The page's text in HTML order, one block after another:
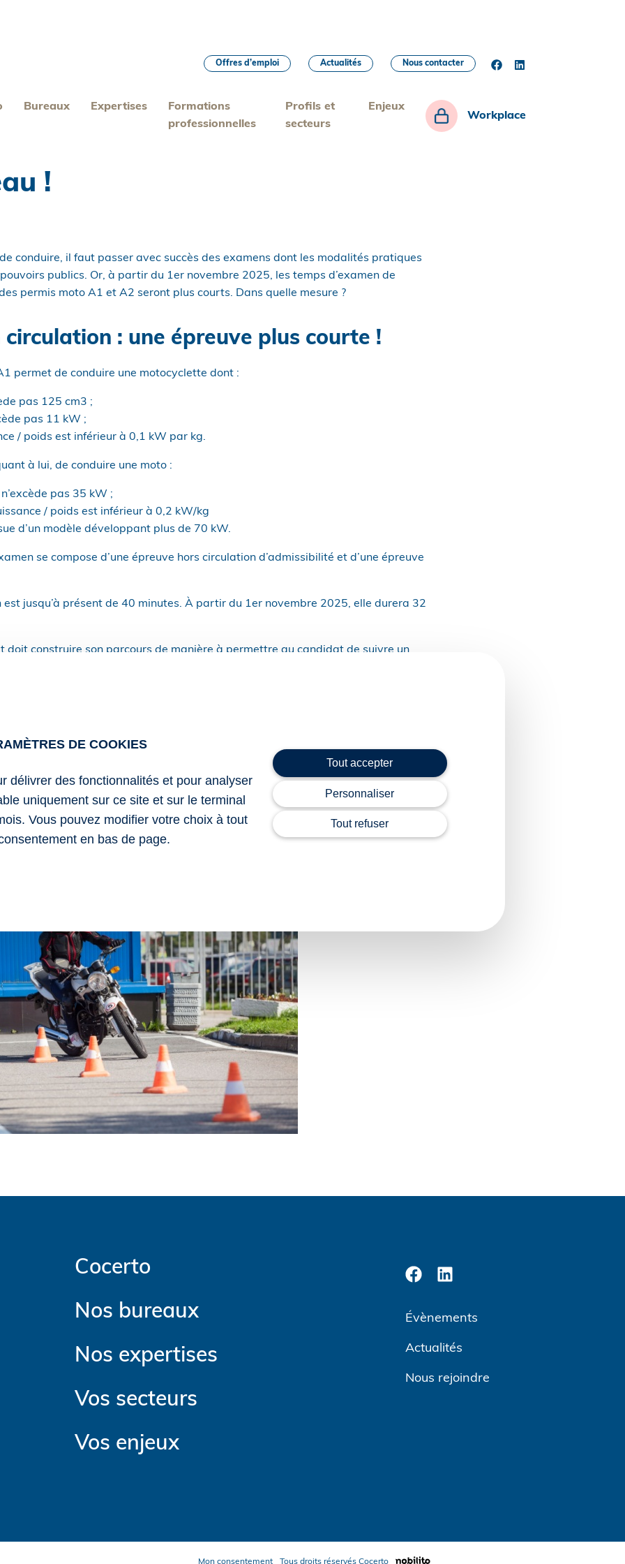
Bureaux Expertises
Formations
professionnelles
Profils et
secteurs
Enjeux
Workplace
Offres d’emploi Actualités Nous contacter
!
conduire, il faut passer avec succès des examens dont les modalités pratiques
publics. Or, à partir du 1er novembre 2025, les temps d’examen de
permis moto A1 et A2 seront plus courts. Dans quelle mesure ?
circulation : une épreuve plus courte !
permet de conduire une motocyclette dont :
pas 125 cm3 ;
pas 11 kW ;
/ poids est inférieur à 0,1 kW par kg.
à lui, de conduire une moto :
pas 35 kW ;
/ poids est inférieur à 0,2 kW/kg
d’un modèle développant plus de 70 kW.
se compose d’une épreuve hors circulation d’admissibilité et d’une épreuve
est jusqu’à présent de 40 minutes. À partir du 1er novembre 2025, elle durera 32
doit construire son parcours de manière à permettre au candidat de suivre un
2025 modifiant l’arrêté du 23 avril 2012 modifié fixant les modalités pratiques
de conduire des catégories A1 et A2
!– © Copyright WebLex
Cocerto
Nos bureaux
Nos expertises
Vos secteurs
Vos enjeux
Évènements
Actualités
Nous rejoindre
Mon consentement Tous droits réservés Cocerto
DE COOKIES
délivrer des fonctionnalités et pour analyser
uniquement sur ce site et sur le terminal
Vous pouvez modifier votre choix à tout
en bas de page.
Tout accepter
Personnaliser
Tout refuser